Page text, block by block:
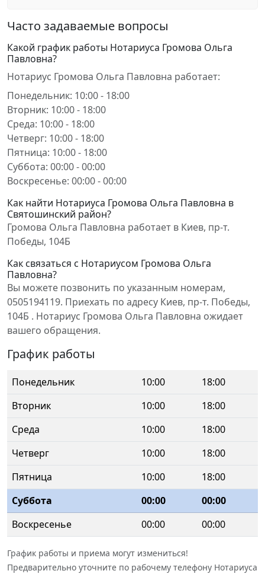
Часто задаваемые вопросы
Какой график работы Нотариуса Громова Ольга
Павловна?
Нотариус Громова Ольга Павловна работает:
Понедельник: 10:00 - 18:00
Вторник: 10:00 - 18:00
Среда: 10:00 - 18:00
Четверг: 10:00 - 18:00
Пятница: 10:00 - 18:00
Суббота: 00:00 - 00:00
Воскресенье: 00:00 - 00:00
Как найти Нотариуса Громова Ольга Павловна в
Святошинский район?
Громова Ольга Павловна работает в Киев, пр-т.
Победы, 104Б
Как связаться с Нотариусом Громова Ольга
Павловна?
Вы можете позвонить по указанным номерам,
0505194119. Приехать по адресу Киев, пр-т. Победы,
104Б . Нотариус Громова Ольга Павловна ожидает
вашего обращения.
График работы
Понедельник 10:00
18:00
Вторник
10:00
18:00
Среда
10:00
18:00
Четверг
10:00
18:00
Пятница
10:00
18:00
Суббота
00:00
00:00
Воскресенье
00:00 00:00
График работы и приема могут измениться!
Предварительно уточните по рабочему телефону Нотариуса